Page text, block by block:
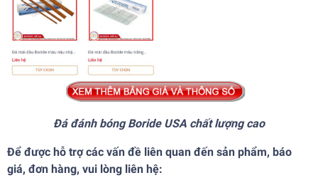
Đá đánh bóng Boride USA chất lượng cao
Để được hỗ trợ các vấn đề liên quan đến sản phẩm, báo
giá, đơn hàng, vui lòng liên hệ: